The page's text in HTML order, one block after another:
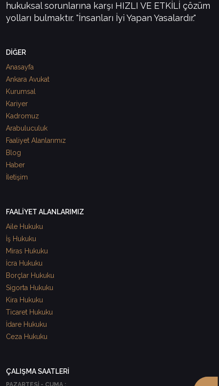
hukuksal sorunlarına karşı HIZLI VE ETKİLİ çözüm
yolları bulmaktır. "İnsanları İyi Yapan Yasalardır."
DİĞER
Anasayfa
Ankara Avukat
Kurumsal
Kariyer
Kadromuz
Arabuluculuk
Faaliyet Alanlarımız
Blog
Haber
İletişim
FAALİYET ALANLARIMIZ
Aile Hukuku
İş Hukuku
Miras Hukuku
İcra Hukuku
Borçlar Hukuku
Sigorta Hukuku
Kira Hukuku
Ticaret Hukuku
İdare Hukuku
Ceza Hukuku
ÇALIŞMA SAATLERİ